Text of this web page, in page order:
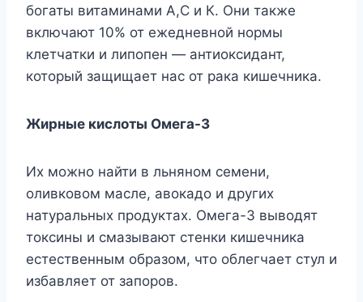
богаты витаминами А,С и К. Они также
включают 10% от ежедневной нормы
клетчатки и липопен — антиоксидант,
который защищает нас от рака кишечника.
Жирные кислоты Омега-3
Их можно найти в льняном семени,
оливковом масле, авокадо и других
натуральных продуктах. Омега-3 выводят
токсины и смазывают стенки кишечника
естественным образом, что облегчает стул и
избавляет от запоров.